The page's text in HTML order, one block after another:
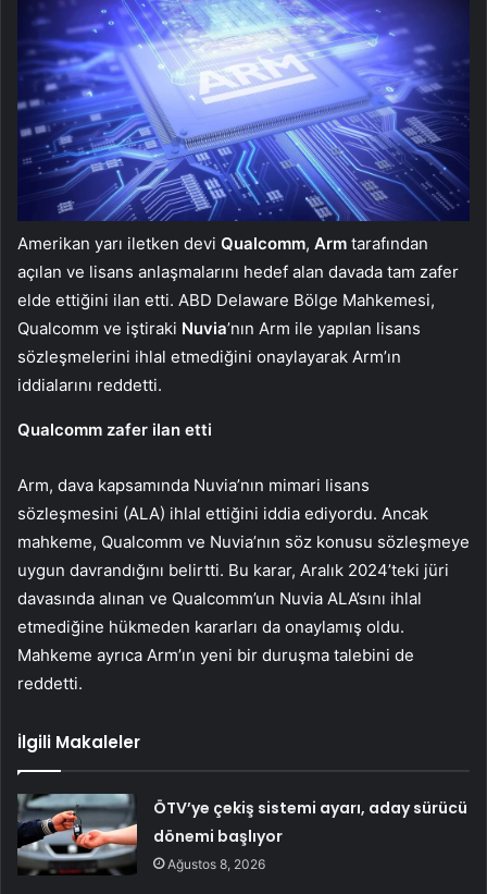
Amerikan yarı iletken devi Qualcomm, Arm tarafından
açılan ve lisans anlaşmalarını hedef alan davada tam zafer
elde ettiğini ilan etti. ABD Delaware Bölge Mahkemesi,
Qualcomm ve iştiraki Nuvia’nın Arm ile yapılan lisans
sözleşmelerini ihlal etmediğini onaylayarak Arm’ın
iddialarını reddetti.
Qualcomm zafer ilan etti
Arm, dava kapsamında Nuvia’nın mimari lisans
sözleşmesini (ALA) ihlal ettiğini iddia ediyordu. Ancak
mahkeme, Qualcomm ve Nuvia’nın söz konusu sözleşmeye
uygun davrandığını belirtti. Bu karar, Aralık 2024’teki jüri
davasında alınan ve Qualcomm’un Nuvia ALA’sını ihlal
etmediğine hükmeden kararları da onaylamış oldu.
Mahkeme ayrıca Arm’ın yeni bir duruşma talebini de
reddetti.
İlgili Makaleler
ÖTV’ye çekiş sistemi ayarı, aday sürücü
dönemi başlıyor
Ağustos 8, 2026